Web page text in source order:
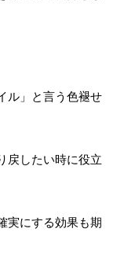
ル」と言う色褪せ
戻したい時に役立
実にする効果も期